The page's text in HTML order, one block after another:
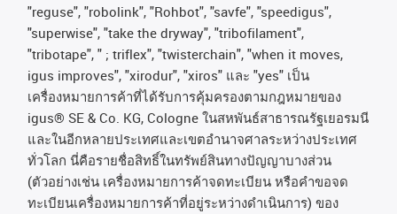
"reguse", "robolink", "Rohbot", "savfe", "speedigus",
"superwise", "take the dryway", "tribofilament",
"tribotape", " ; triflex", "twisterchain", "when it moves,
igus improves", "xirodur", "xiros" และ "yes" เป็น
เครื่องหมายการค้าที่ได้รับการคุ้มครองตามกฎหมายของ
igus® SE & Co. KG, Cologne ในสหพันธ์สาธารณรัฐเยอรมนี
และในอีกหลายประเทศและเขตอํานาจศาลระหว่างประเทศ
ทั่วโลก นี่คือรายชื่อสิทธิ์ในทรัพย์สินทางปัญญาบางส่วน
(ตัวอย่างเช่น เครื่องหมายการค้าจดทะเบียน หรือคำขอจด
ทะเบียนเครื่องหมายการค้าที่อยู่ระหว่างดำเนินการ) ของ